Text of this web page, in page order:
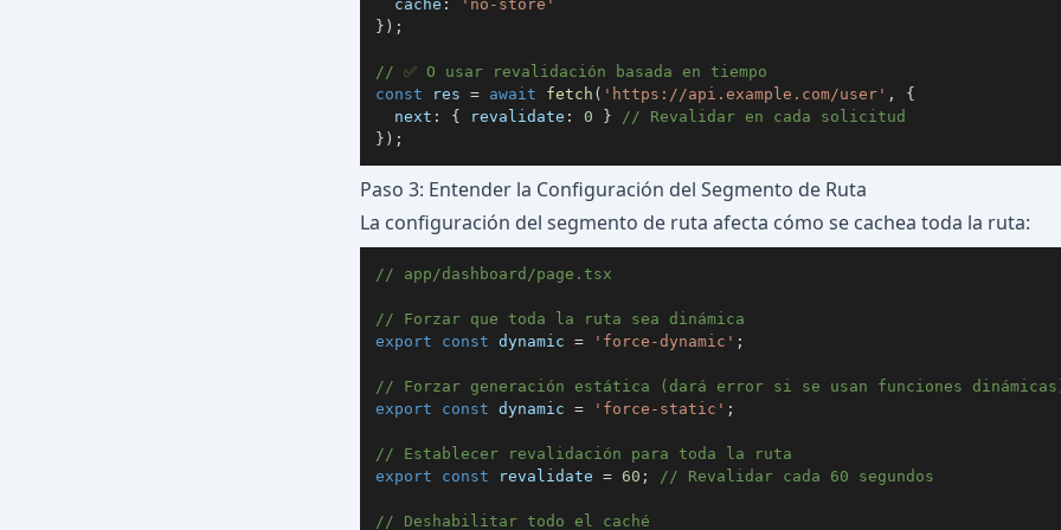
  cache
:
'no-store'
} ) ;
// ✅ O usar revalidación basada en tiempo
const res = await fetch ( 'https://api.example.com/user' ,
{
  next
: { revalidate : 0 }
// Revalidar en cada solicitud
} ) ;
Paso 3: Entender la Configuración del Segmento de Ruta
La configuración del segmento de ruta afecta cómo se cachea toda la ruta:
// app/dashboard/page.tsx
// Forzar que toda la ruta sea dinámica
export
const dynamic = 'force-dynamic' ;
// Forzar generación estática (dará error si se usan funciones
export
const dynamic = 'force-static' ;
// Establecer revalidación para toda la ruta
export
const revalidate = 60 ; // Revalidar cada 60 segundos
// Deshabilitar todo el caché